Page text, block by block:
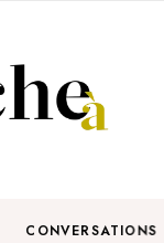
CONVERSATIONS